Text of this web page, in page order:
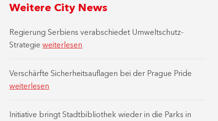
Weitere City News
Regierung Serbiens verabschiedet Umweltschutz-
Strategieweiterlesen
Verschärfte Sicherheitsauflagen bei der Prague Pride
weiterlesen
Initiative bringt Stadtbibliothek wieder in die Parks in